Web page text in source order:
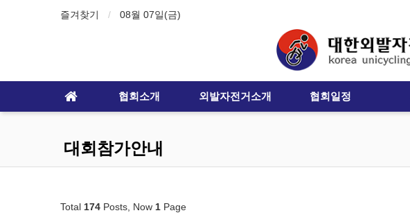
즐겨찾기 08월 07일(금)
협회소개 외발자전거소개 협회일정
대회참가안내
Total 174 Posts, Now 1 Page